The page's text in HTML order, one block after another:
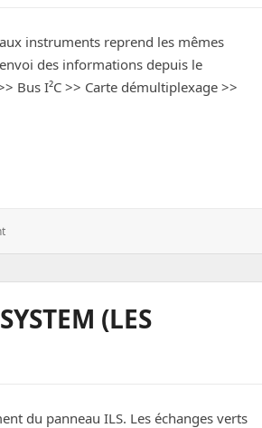
instruments reprend les mêmes
des informations depuis le
Bus I²C >> Carte démultiplexage >>
: DCS
:
Landing
System
(LES
du panneau ILS. Les échanges verts